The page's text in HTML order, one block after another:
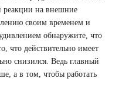
реакции на внешние
своим временем и
обнаружите, что
что действительно имеет
снизился. Ведь главный
а в том, чтобы работать